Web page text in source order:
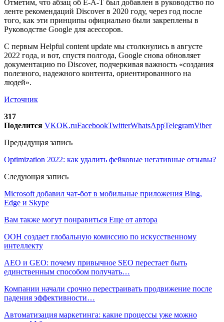
Отметим, что абзац об E-A-T был добавлен в руководство по
ленте рекомендаций Discover в 2020 году, через год после
того, как эти принципы официально были закреплены в
Руководстве Google для асессоров.
С первым Helpful content update мы столкнулись в августе
2022 года, и вот, спустя полгода, Google снова обновляет
документацию по Discover, подчеркивая важность «создания
полезного, надежного контента, ориентированного на
людей».
Источник
317
Поделится VKOK.ruFacebookTwitterWhatsAppTelegramViber
Предыдущая запись
Optimization 2022: как удалить фейковые негативные отзывы?
Следующая запись
Microsoft добавил чат-бот в мобильные приложения Bing,
Edge и Skype
Вам также могут понравиться Еще от автора
ООН создает глобальную комиссию по искусственному
интеллекту
AEO и GEO: почему привычное SEO перестает быть
единственным способом получать…
Компании начали срочно перестраивать продвижение после
падения эффективности…
Автоматизация маркетинга: какие процессы уже можно